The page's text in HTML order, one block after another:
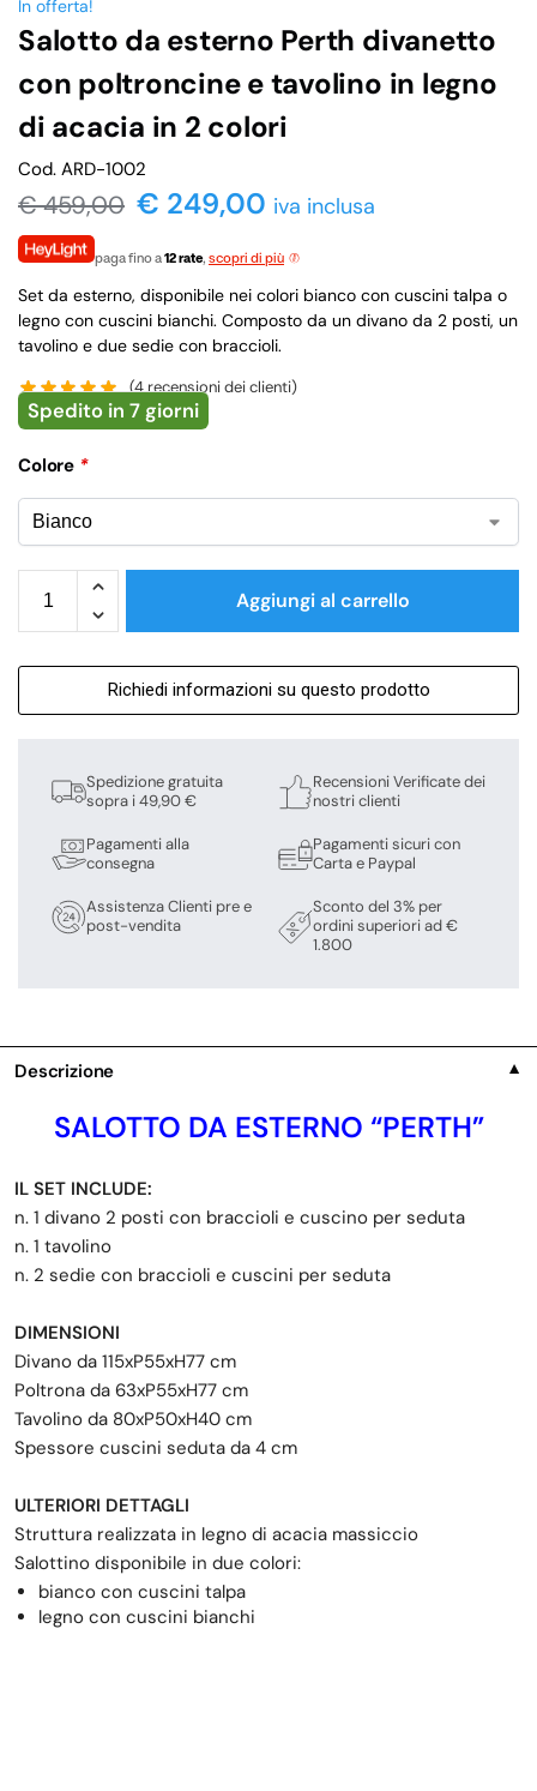
In offerta!
Salotto da esterno Perth divanetto
con poltroncine e tavolino in legno
di acacia in 2 colori
Cod. ARD-1002
€459,00 € 249,00 iva inclusa
paga fino a12 rate, scopri di più
Set da esterno, disponibile nei colori bianco con cuscini talpa o
legno con cuscini bianchi. Composto da un divano da 2 posti, un
tavolino e due sedie con braccioli.
(4recensioni dei clienti)
Spedito in 7 giorni
Colore *
Aggiungi al carrello
Richiedi informazioni su questo prodotto
Spedizione gratuita
sopra i 49,90 €
Pagamenti alla
consegna
Assistenza Clienti pre e
post-vendita
Recensioni Verificate dei
nostri clienti
Pagamenti sicuri con
Carta e Paypal
Sconto del 3% per
ordini superiori ad €
1.800
Descrizione ▼
SALOTTO DA ESTERNO “PERTH”
IL SET INCLUDE:
n. 1 divano 2 posti con braccioli e cuscino per seduta
n. 1 tavolino
n. 2 sedie con braccioli e cuscini per seduta
DIMENSIONI
Divano da 115xP55xH77 cm
Poltrona da 63xP55xH77 cm
Tavolino da 80xP50xH40 cm
Spessore cuscini seduta da 4 cm
ULTERIORI DETTAGLI
Struttura realizzata in legno di acacia massiccio
Salottino disponibile in due colori:
bianco con cuscini talpa
legno con cuscini bianchi